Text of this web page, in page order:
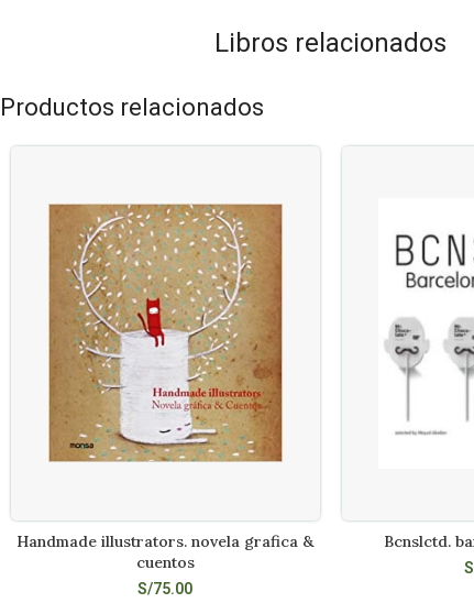
Libros relacionados
Productos relacionados
AÑADIR AL CARRITO
Handmade illustrators. novela grafica &
cuentos
S/75.00
Bcnslctd.